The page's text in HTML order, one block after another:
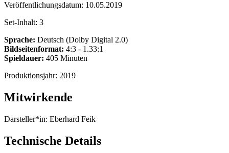
Veröffentlichungsdatum: 10.05.2019
Set-Inhalt: 3
Sprache: Deutsch (Dolby Digital 2.0)
Bildseitenformat: 4:3 - 1.33:1
Spieldauer: 405 Minuten
Produktionsjahr: 2019
Mitwirkende
Darsteller*in: Eberhard Feik
Technische Details